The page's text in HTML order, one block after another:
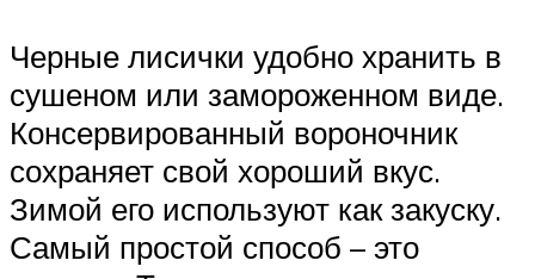
Черные лисички удобно хранить в
сушеном или замороженном виде.
Консервированный вороночник
сохраняет свой хороший вкус.
Зимой его используют как закуску.
Самый простой способ – это